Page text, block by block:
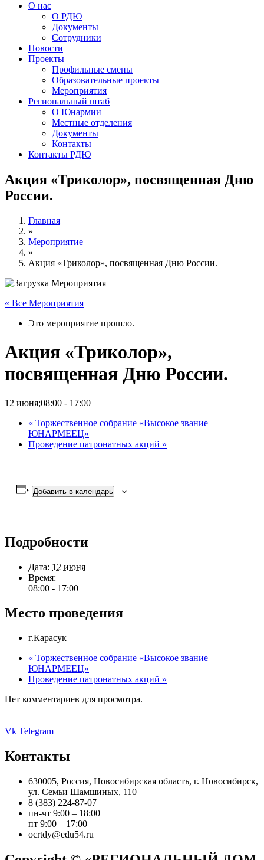
О нас
О РДЮ
Документы
Сотрудники
Новости
Проекты
Профильные смены
Образовательные проекты
Мероприятия
Региональный штаб
О Юнармии
Местные отделения
Документы
Контакты
Контакты РДЮ
Акция «Триколор», посвященная Дню
России.
Главная
»
Мероприятие
»
Акция «Триколор», посвященная Дню России.
« Все Мероприятия
Это мероприятие прошло.
Акция «Триколор»,
посвященная Дню России.
12 июня;08:00 - 17:00
« Торжественное собрание «Высокое звание —
ЮНАРМЕЕЦ»
Проведение патронатных акций »
Добавить в календарь
Подробности
Дата: 12 июня
Время:
08:00 - 17:00
Место проведения
г.Карасук
« Торжественное собрание «Высокое звание —
ЮНАРМЕЕЦ»
Проведение патронатных акций »
Нет комментариев для просмотра.
Vk Telegram
Контакты
630005, Россия, Новосибирская область, г. Новосибирск,
ул. Семьи Шамшиных, 110
8 (383) 224-87-07
пн-чт 9:00 – 18:00
пт 9:00 – 17:00
ocrtdy@edu54.ru